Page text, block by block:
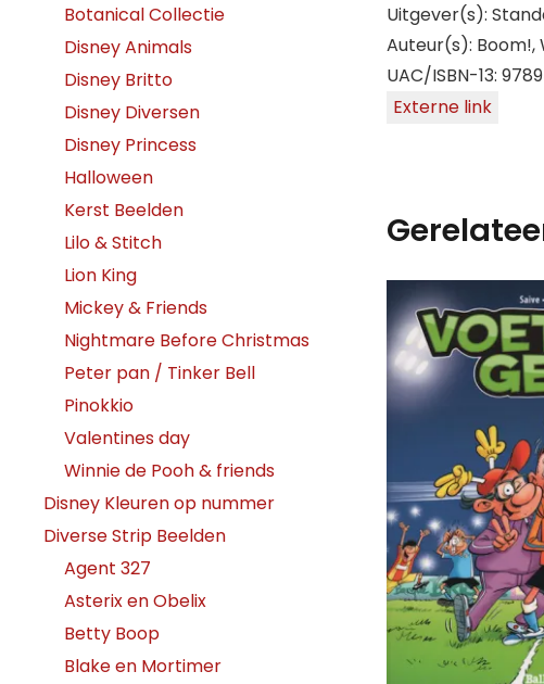
Uitgever(s):
Auteur(s): Boom!,
UAC/ISBN-13:
Externe link
Botanical Collectie
Disney Animals
Disney Britto
Disney Diversen
Disney Princess
Halloween
Kerst Beelden
Lilo & Stitch
Lion King
Mickey & Friends
Nightmare Before Christmas
Peter pan / Tinker Bell
Pinokkio
Valentines day
Winnie de Pooh & friends
Disney Kleuren op nummer
Diverse Strip Beelden
Agent 327
Asterix en Obelix
Betty Boop
Blake en Mortimer